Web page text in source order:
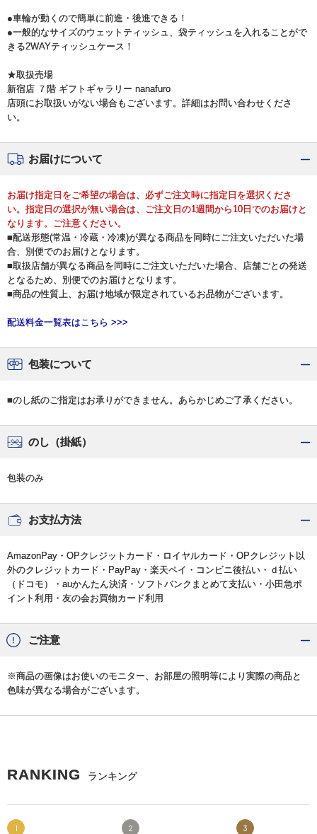
●車輪が動くので簡単に前進・後進できる！
●一般的なサイズのウェットティッシュ、袋ティッシュを入れることがで
きる2WAYティッシュケース！
★取扱売場
新宿店 ７階 ギフトギャラリー nanafuro
店頭にお取扱いがない場合もございます。詳細はお問い合わせくださ
い。
お届けについて
お届け指定日をご希望の場合は、必ずご注文時に指定日を選択くださ
い。指定日の選択が無い場合は、ご注文日の1週間から10日でのお届けと
なります。ご注意ください。
■配送形態(常温・冷蔵・冷凍)が異なる商品を同時にご注文いただいた場
合、別便でのお届けとなります。
■取扱店舗が異なる商品を同時にご注文いただいた場合、店舗ごとの発送
となるため、別便でのお届けとなります。
■商品の性質上、お届け地域が限定されているお品物がございます。
配送料金一覧表はこちら >>>
包装について
■のし紙のご指定はお承りができません。あらかじめご了承ください。
のし（掛紙）
包装のみ
お支払方法
AmazonPay・OPクレジットカード・ロイヤルカード・OPクレジット以
外のクレジットカード・PayPay・楽天ペイ・コンビニ後払い・ｄ払い
（ドコモ）・auかんたん決済・ソフトバンクまとめて支払い・小田急ポ
イント利用・友の会お買物カード利用
ご注意
※商品の画像はお使いのモニター、お部屋の照明等により実際の商品と
色味が異なる場合がございます。
RANKING ランキング
1 2 3